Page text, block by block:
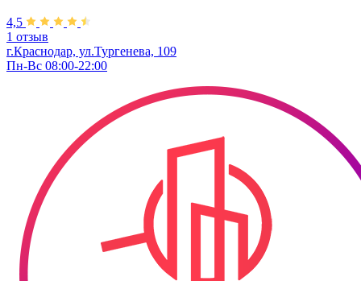
4,5
1 отзыв
г.Краснодар, ул.Тургенева, 109
Пн-Вс 08:00-22:00